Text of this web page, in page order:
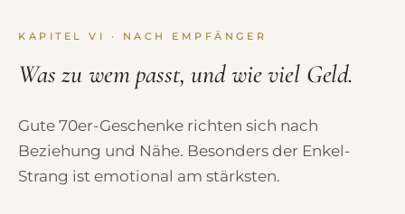
KAPITEL VI · NACH EMPFÄNGER
Was zu wem passt, und wie viel Geld.
Gute 70er-Geschenke richten sich nach
Beziehung und Nähe. Besonders der Enkel-
Strang ist emotional am stärksten.